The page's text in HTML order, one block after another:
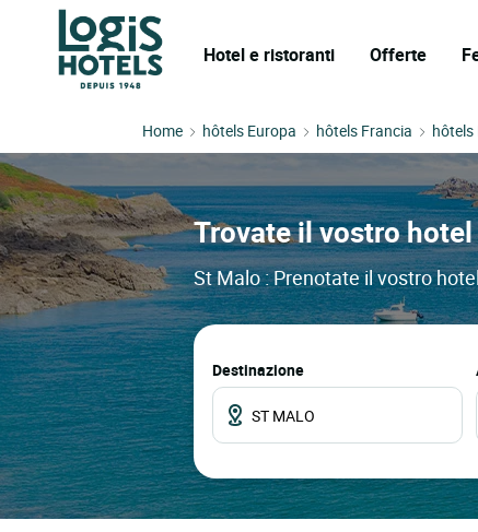
Hotel e ristoranti Offerte
Home hôtels Europa hôtels Francia hôtels
Trovate il vostro
St Malo : Prenotate il vostro
Destinazione